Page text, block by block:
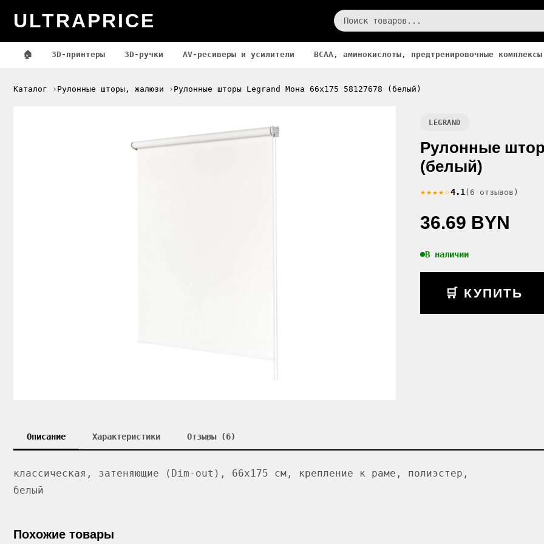
ULTRAPRICE
🏠 3D-принтеры 3D-ручки AV-ресиверы и усилители BCAA, аминокислоты, предтренировочные
Каталог Рулонные шторы, жалюзи Рулонные шторы Legrand Мона 66x175 58127678 (белый)
LEGRAND
Рулонные
(белый)
★★★★☆4.1 (6 отзывов)
36.69 BYN
В наличии
🛒 КУПИТЬ
Описание Характеристики Отзывы (6)
классическая, затеняющие (Dim-out), 66x175 см, крепление к раме, полиэстер,
белый
Похожие товары